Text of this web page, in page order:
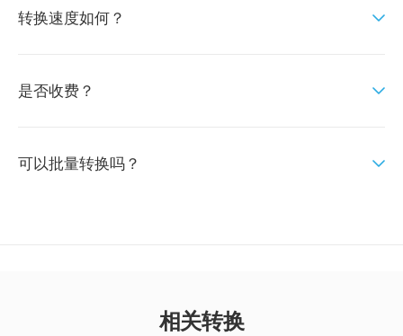
转换速度如何？
是否收费？
可以批量转换吗？
相关转换